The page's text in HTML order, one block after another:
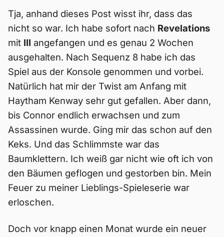
Tja, anhand dieses Post wisst ihr, dass das
nicht so war. Ich habe sofort nach Revelations
mit III angefangen und es genau 2 Wochen
ausgehalten. Nach Sequenz 8 habe ich das
Spiel aus der Konsole genommen und vorbei.
Natürlich hat mir der Twist am Anfang mit
Haytham Kenway sehr gut gefallen. Aber dann,
bis Connor endlich erwachsen und zum
Assassinen wurde. Ging mir das schon auf den
Keks. Und das Schlimmste war das
Baumklettern. Ich weiß gar nicht wie oft ich von
den Bäumen geflogen und gestorben bin. Mein
Feuer zu meiner Lieblings-Spieleserie war
erloschen.
Doch vor knapp einen Monat wurde ein neuer